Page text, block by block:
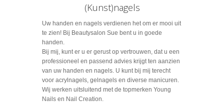
(Kunst)nagels
Uw handen en nagels verdienen het om er mooi uit
te zien! Bij Beautysalon Sue bent u in goede
handen.
Bij mij, kunt er u er gerust op vertrouwen, dat u een
professioneel en passend advies krijgt ten aanzien
van uw handen en nagels. U kunt bij mij terecht
voor acrylnagels, gelnagels en diverse manicuren.
Wij werken uitsluitend met de topmerken Young
Nails en Nail Creation.